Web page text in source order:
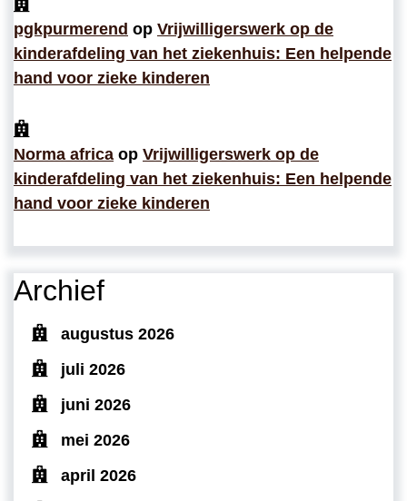
pgkpurmerend op Vrijwilligerswerk op de
kinderafdeling van het ziekenhuis: Een helpende
hand voor zieke kinderen
Norma africa op Vrijwilligerswerk op de
kinderafdeling van het ziekenhuis: Een helpende
hand voor zieke kinderen
Archief
augustus 2026
juli 2026
juni 2026
mei 2026
april 2026